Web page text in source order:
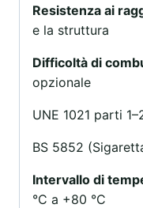
Resistenza ai
e la struttura
Difficoltà di
opzionale
UNE 1021 parti
BS 5852
Intervallo di
°C a +80 °C